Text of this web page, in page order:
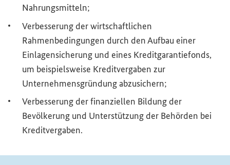
Nahrungsmitteln;
Verbesserung der wirtschaftlichen
Rahmenbedingungen durch den Aufbau einer
Einlagensicherung und eines Kreditgarantiefonds,
um beispielsweise Kreditvergaben zur
Unternehmensgründung abzusichern;
Verbesserung der finanziellen Bildung der
Bevölkerung und Unterstützung der Behörden bei
Kreditvergaben.